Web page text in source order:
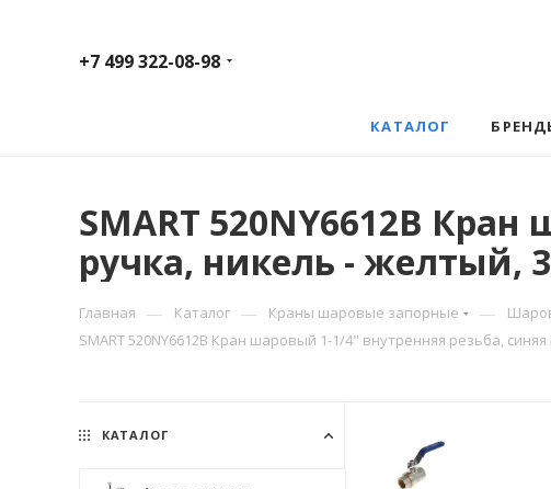
+7 499 322-08-98
КАТАЛОГ
SMART 520NY6612B
ручка, никель - желтый,
Главная — Каталог — Краны шаровые запорные —
SMART 520NY6612B Кран шаровый 1-1/4" внутренняя резьба,
КАТАЛОГ